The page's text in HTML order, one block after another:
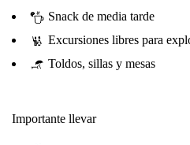
Snack de media tarde
Excursiones libres para
Toldos, sillas y mesas
Importante llevar